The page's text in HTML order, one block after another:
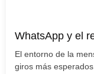
WhatsApp y el
El entorno de la
giros más